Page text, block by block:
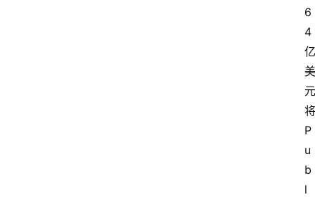
6
4
亿
美
元
将
P
u
b
l